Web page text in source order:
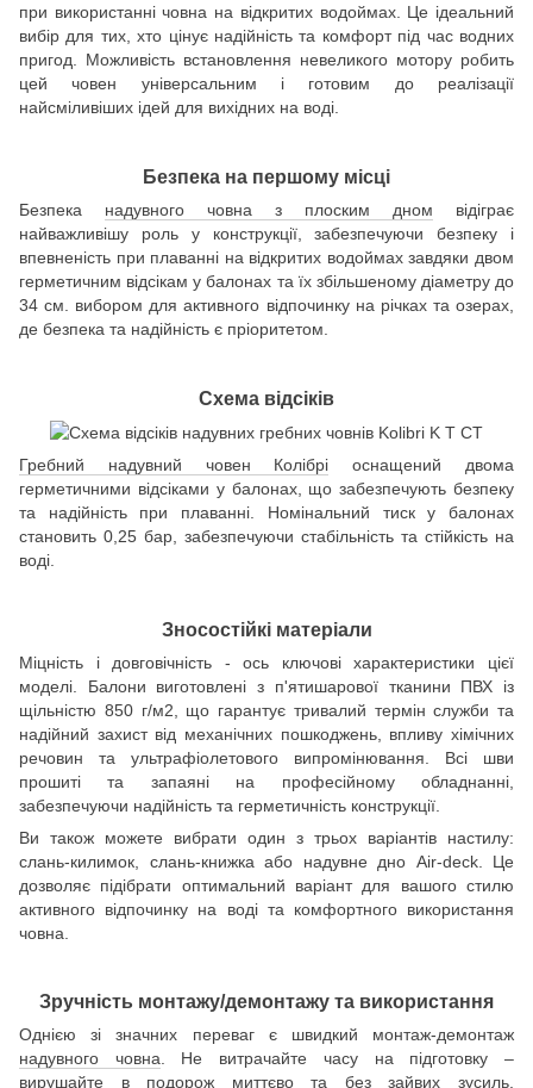
при використанні човна на відкритих водоймах. Це ідеальний
вибір для тих, хто цінує надійність та комфорт під час водних
пригод. Можливість встановлення невеликого мотору робить
цей човен універсальним і готовим до реалізації
найсміливіших ідей для вихідних на воді.
Безпека на першому місці
Безпека надувного човна з плоским дном відіграє
найважливішу роль у конструкції, забезпечуючи безпеку і
впевненість при плаванні на відкритих водоймах завдяки двом
герметичним відсікам у балонах та їх збільшеному діаметру до
34 см. вибором для активного відпочинку на річках та озерах,
де безпека та надійність є пріоритетом.
Схема відсіків
Гребний надувний човен Колібрі оснащений двома
герметичними відсіками у балонах, що забезпечують безпеку
та надійність при плаванні. Номінальний тиск у балонах
становить 0,25 бар, забезпечуючи стабільність та стійкість на
воді.
Зносостійкі матеріали
Міцність і довговічність - ось ключові характеристики цієї
моделі. Балони виготовлені з п'ятишарової тканини ПВХ із
щільністю 850 г/м2, що гарантує тривалий термін служби та
надійний захист від механічних пошкоджень, впливу хімічних
речовин та ультрафіолетового випромінювання. Всі шви
прошиті та запаяні на професійному обладнанні,
забезпечуючи надійність та герметичність конструкції.
Ви також можете вибрати один з трьох варіантів настилу:
слань-килимок, слань-книжка або надувне дно Air-deck. Це
дозволяє підібрати оптимальний варіант для вашого стилю
активного відпочинку на воді та комфортного використання
човна.
Зручність монтажу/демонтажу та використання
Однією зі значних переваг є швидкий монтаж-демонтаж
надувного човна. Не витрачайте часу на підготовку –
вирушайте в подорож миттєво та без зайвих зусиль,